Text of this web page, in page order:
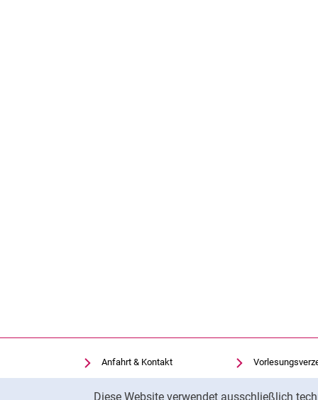
Diese Website verwendet ausschließlich
Anfahrt & Kontakt
Einrichtungen suchen
Uni-Bibliothek